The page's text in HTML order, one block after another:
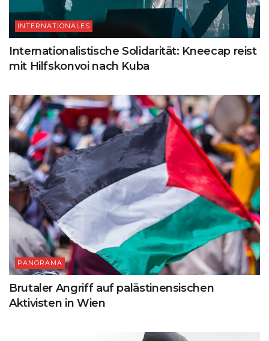
INTERNATIONALES
Internationalistische Solidarität: Kneecap reist
mit Hilfskonvoi nach Kuba
PANORAMA
Brutaler Angriff auf palästinensischen
Aktivisten in Wien